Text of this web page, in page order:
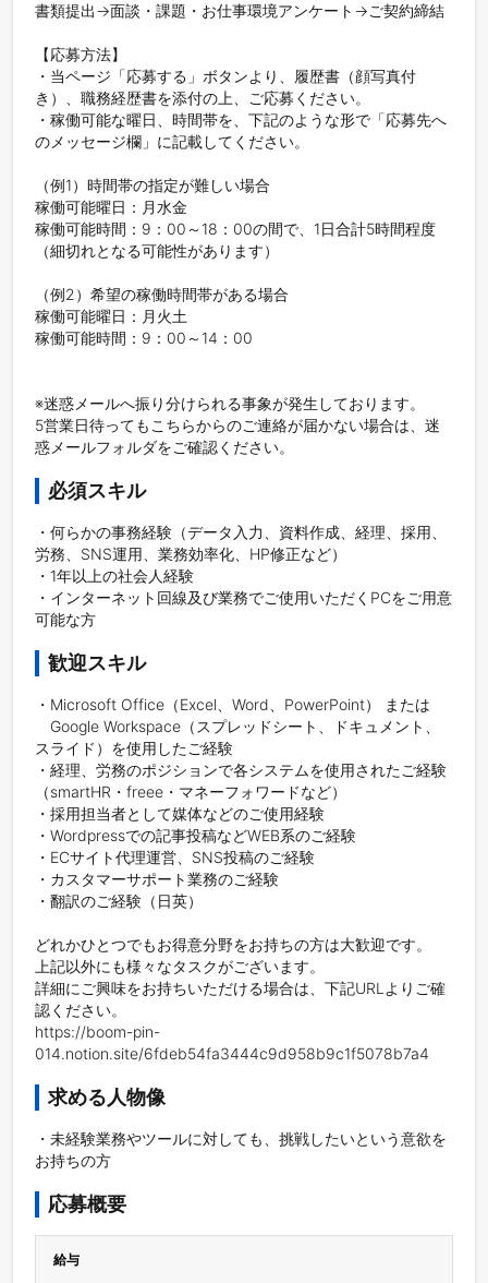
書類提出→面談・課題・お仕事環境アンケート→ご契約締結
【応募方法】
・当ページ「応募する」ボタンより、履歴書（顔写真付
き）、職務経歴書を添付の上、ご応募ください。
・稼働可能な曜日、時間帯を、下記のような形で「応募先へ
のメッセージ欄」に記載してください。
（例1）時間帯の指定が難しい場合
稼働可能曜日：月水金
稼働可能時間：9：00～18：00の間で、1日合計5時間程度
（細切れとなる可能性があります）
（例2）希望の稼働時間帯がある場合
稼働可能曜日：月火土
稼働可能時間：9：00～14：00
※迷惑メールへ振り分けられる事象が発生しております。
5営業日待ってもこちらからのご連絡が届かない場合は、迷
惑メールフォルダをご確認ください。
必須スキル
・何らかの事務経験（データ入力、資料作成、経理、採用、
労務、SNS運用、業務効率化、HP修正など）
・1年以上の社会人経験
・インターネット回線及び業務でご使用いただくPCをご用意
可能な方
歓迎スキル
・Microsoft Office（Excel、Word、PowerPoint） または
Google Workspace（スプレッドシート、ドキュメント、
スライド）を使用したご経験
・経理、労務のポジションで各システムを使用されたご経験
（smartHR・freee・マネーフォワードなど）
・採用担当者として媒体などのご使用経験
・Wordpressでの記事投稿などWEB系のご経験
・ECサイト代理運営、SNS投稿のご経験
・カスタマーサポート業務のご経験
・翻訳のご経験（日英）
どれかひとつでもお得意分野をお持ちの方は大歓迎です。
上記以外にも様々なタスクがございます。
詳細にご興味をお持ちいただける場合は、下記URLよりご確
認ください。
https://boom-pin-
014.notion.site/6fdeb54fa3444c9d958b9c1f5078b7a4
求める人物像
・未経験業務やツールに対しても、挑戦したいという意欲を
お持ちの方
応募概要
給与